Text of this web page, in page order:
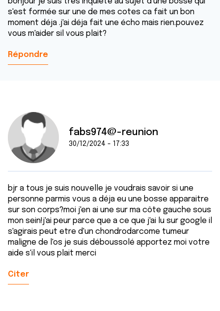
s'est formée sur une de mes cotes ca fait un bon
moment déja .j'ai déja fait une écho mais rien.pouvez
vous m'aider sil vous plait?
Répondre
fabs974@-reunion
30/12/2024 - 17:33
bjr a tous je suis nouvelle je voudrais savoir si une
personne parmis vous a déja eu une bosse apparaitre
sur son corps?moi j'en ai une sur ma côte gauche sous
mon sein!j'ai peur parce que a ce que j'ai lu sur google il
s'agirais peut etre d'un chondrodarcome tumeur
maligne de l'os je suis déboussolé apportez moi votre
aide s'il vous plait merci
Citer